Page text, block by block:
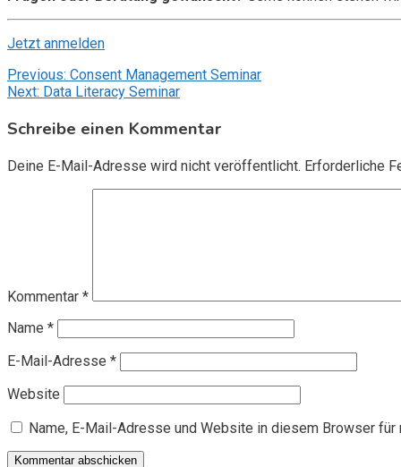
Jetzt anmelden
Beitragsnavigation
Previous: Consent Management Seminar
Next: Data Literacy Seminar
Schreibe einen Kommentar
Deine E-Mail-Adresse wird nicht veröffentlicht. Erforderliche
Kommentar *
Name *
E-Mail-Adresse *
Website
Name, E-Mail-Adresse und Website in diesem Browser